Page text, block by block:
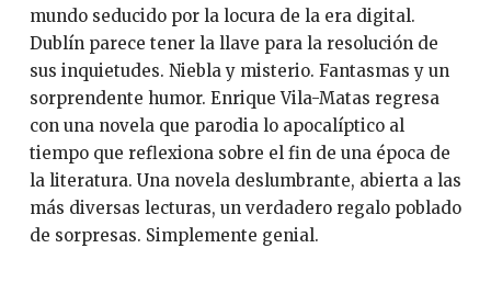
mundo seducido por la locura de la era digital.
Dublín parece tener la llave para la resolución de
sus inquietudes. Niebla y misterio. Fantasmas y un
sorprendente humor. Enrique Vila-Matas regresa
con una novela que parodia lo apocalíptico al
tiempo que reflexiona sobre el fin de una época de
la literatura. Una novela deslumbrante, abierta a las
más diversas lecturas, un verdadero regalo poblado
de sorpresas. Simplemente genial.